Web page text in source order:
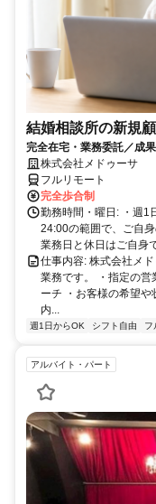
結婚相談所の新規
完全在宅・業務委託／成
株式会社メドゥーサ
フルリモート
完全歩合制
勤務時間・曜日: ・週1
24:00の範囲で、ご自
業務日と休日はご自身
仕事内容: 株式会社メ
業務です。 ・指定の営
ーチ ・お客様の希望
内...
週1日からOK シフト自由 フ
アルバイト・パート